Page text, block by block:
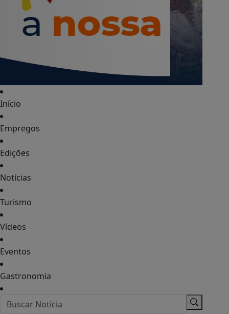
Início
Empregos
Edições
Notícias
Turismo
Vídeos
Eventos
Gastronomia